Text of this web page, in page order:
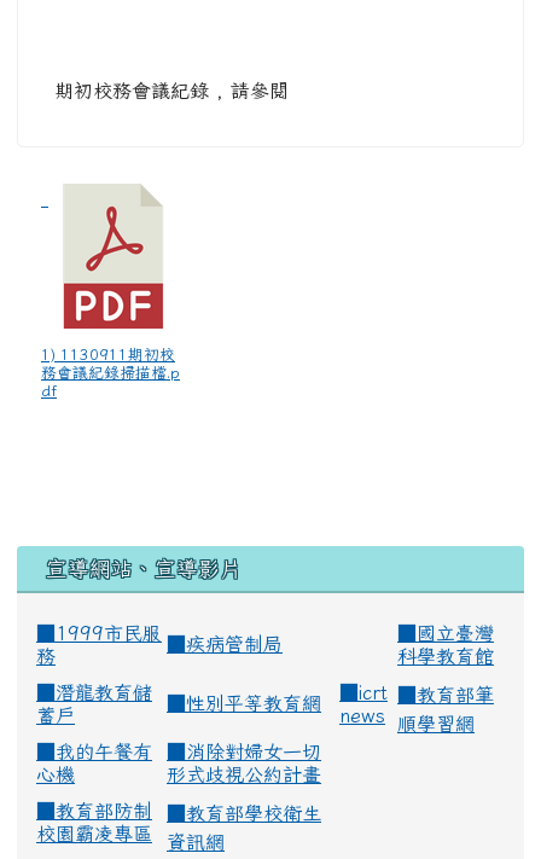
期初校務會議紀錄 , 請參閱
1) 1130911期初校
務會議紀錄掃描檔.p
df
宣導網站、宣導影片
■1999市民服
務
疾病管制局
國立臺灣
科學教育館
潛龍教育儲
蓄戶
性別平等教育網
icrt
news
教育部筆
順學習網
我的午餐有
心機
消除對婦女一切
形式歧視公約計畫
教育部防制
校園霸凌專區
教育部學校衛生
資訊網